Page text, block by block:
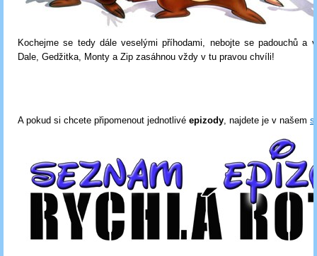
Kochejme se tedy dále veselými příhodami, nebojte se padouchů a
Dale, Gedžitka, Monty a Zip zasáhnou vždy v tu pravou chvíli!
A pokud si chcete připomenout jednotlivé epizody , najdete je v našem